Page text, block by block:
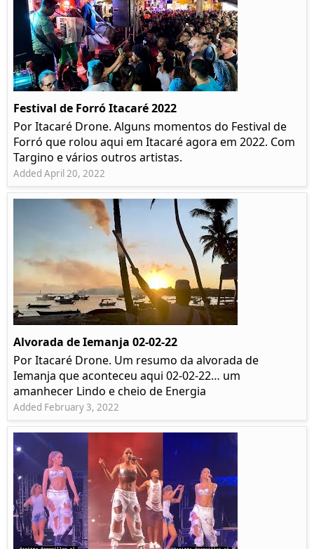
Festival de Forró Itacaré 2022
Por Itacaré Drone. Alguns momentos do Festival de
Forró que rolou aqui em Itacaré agora em 2022. Com
Targino e vários outros artistas.
Added April 20, 2022
Alvorada de Iemanja 02-02-22
Por Itacaré Drone. Um resumo da alvorada de
Iemanja que aconteceu aqui 02-02-22… um
amanhecer Lindo e cheio de Energia
Added February 3, 2022